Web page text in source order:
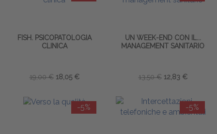
FISH. PSICOPATOLOGIA
CLINICA
19,00 € 18,05 €
UN WEEK-END CON IL...
MANAGEMENT SANITARIO
13,50 € 12,83 €
-5% -5%